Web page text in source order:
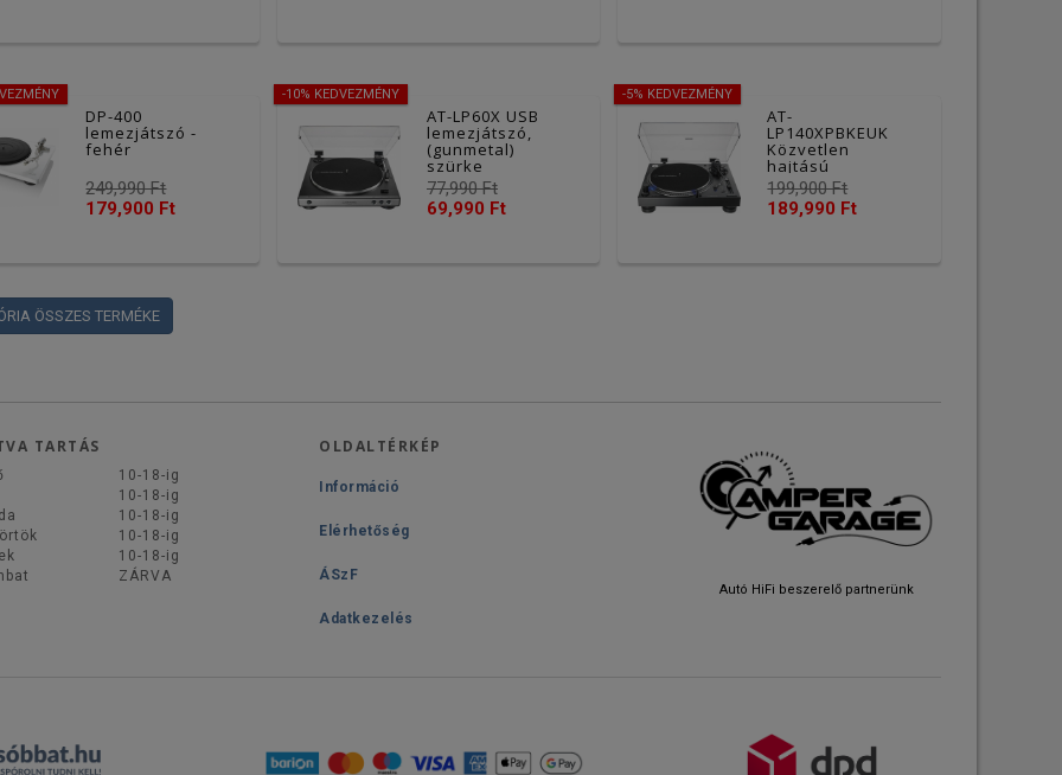
DP-400
lemezjátszó -
fehér
249,990 Ft
179,900 Ft
-10% KEDVEZMÉNY
AT-LP60X USB
lemezjátszó,
(gunmetal)
szürke
77,990 Ft
69,990 Ft
-5% KEDVEZMÉNY
AT-
LP140XPBKEUK
Közvetlen
hajtású
professzionális
bakelit
lemezjátszó,
199,900 Ft
189,990 Ft
ÖSSZES TERMÉKE
TARTÁS
10-18-ig
10-18-ig
10-18-ig
10-18-ig
10-18-ig
ZÁRVA
OLDALTÉRKÉP
Információ
Elérhetőség
ÁSzF
Adatkezelés
Autó HiFi beszerelő partnerünk